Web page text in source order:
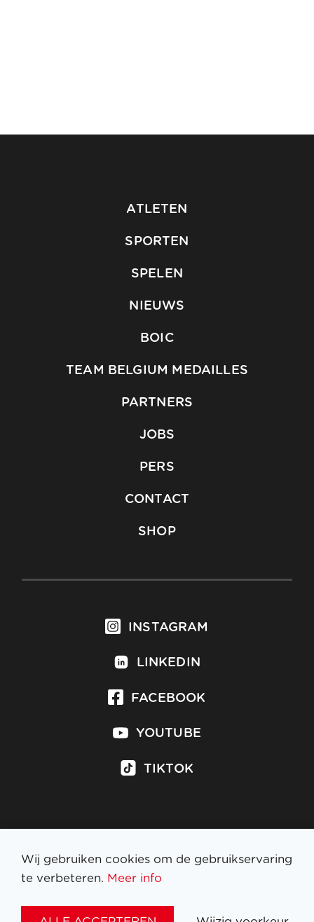
ATLETEN
SPORTEN
SPELEN
NIEUWS
BOIC
TEAM BELGIUM MEDAILLES
PARTNERS
JOBS
PERS
CONTACT
SHOP
INSTAGRAM
LINKEDIN
FACEBOOK
YOUTUBE
TIKTOK
Inschrijven op nieuwsbrief
Wij gebruiken cookies om de gebruikservaring
te verbeteren. Meer info